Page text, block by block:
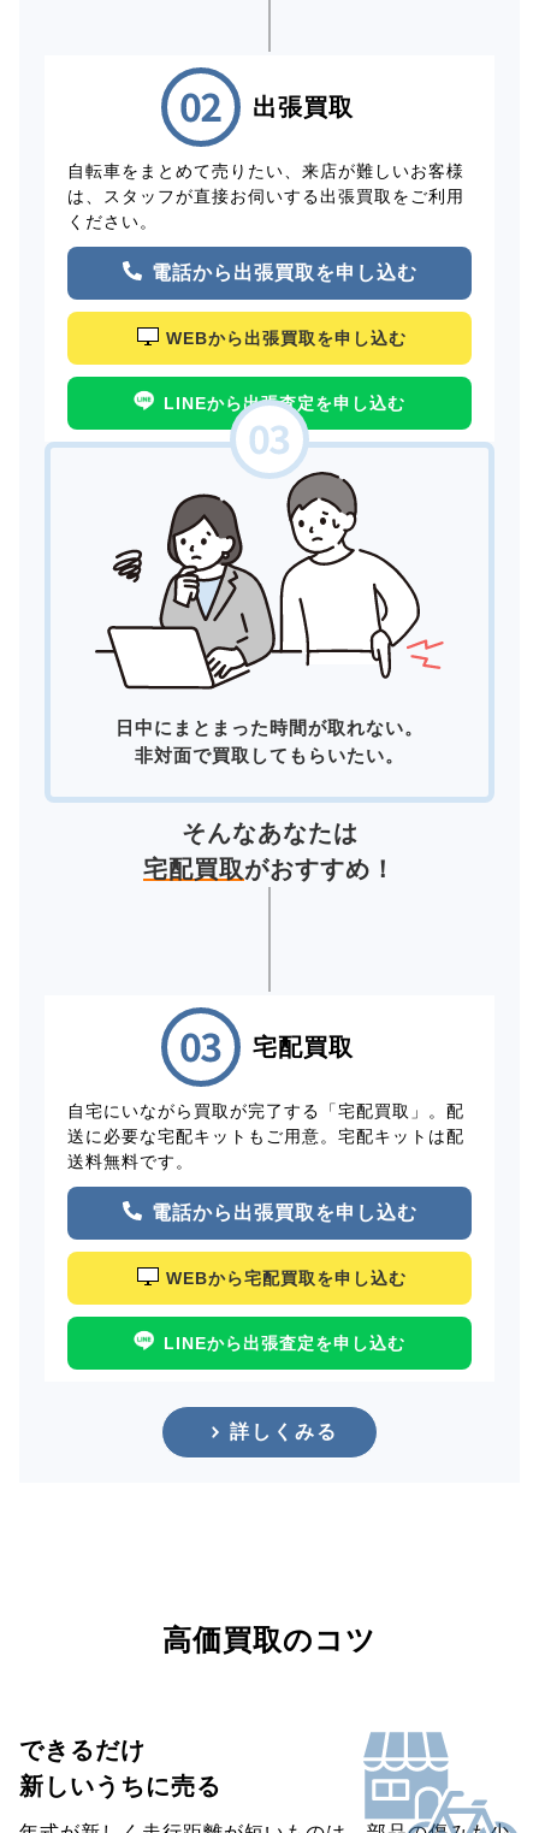
出張買取
自転車をまとめて売りたい、来店が難しいお客様
は、スタッフが直接お伺いする出張買取をご利用
ください。
電話から出張買取を申し込む
WEBから出張買取を申し込む
LINEから出張査定を申し込む
日中にまとまった時間が取れない。
非対面で買取してもらいたい。
そんなあなたは
宅配買取がおすすめ！
宅配買取
自宅にいながら買取が完了する「宅配買取」。配
送に必要な宅配キットもご用意。宅配キットは配
送料無料です。
電話から出張買取を申し込む
WEBから宅配買取を申し込む
LINEから出張査定を申し込む
詳しくみる
高価買取のコツ
できるだけ
新しいうちに売る